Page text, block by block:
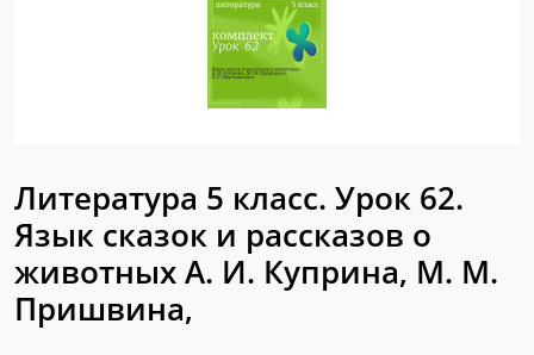
Литература 5 класс. Урок 62.
Язык сказок и рассказов о
животных А. И. Куприна, М. М.
Пришвина,